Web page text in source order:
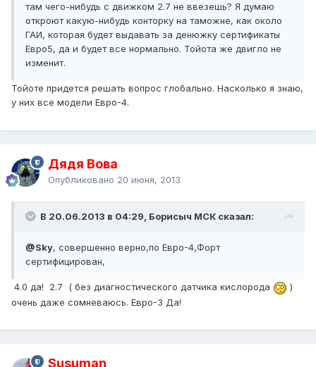
там чего-нибудь с движком 2.7 не ввезешь? Я думаю
откроют какую-нибудь конторку на таможне, как около
ГАИ, которая будет выдавать за денюжку сертификаты
Евро5, да и будет все нормально. Тойота же двигло не
изменит.
Тойоте придется решать вопрос глобально. Насколько я знаю,
у них все модели Евро-4.
Дядя Вова
Опубликовано 20 июня, 2013
В 20.06.2013 в 04:29, Борисыч МСК сказал:
@Sky, совершенно верно,по Евро-4,Форт
сертифицирован,
4.0 да! 2.7 ( без диагностического датчика кислорода
)
очень даже сомневаюсь. Евро-3 Да!
Susuman